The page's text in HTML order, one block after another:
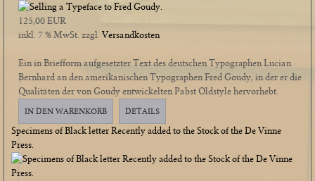
125,00 EUR
inkl. 7 % MwSt. zzgl. Versandkosten
Ein in Briefform aufgesetzter Text des deutschen Typographen Lucian
Bernhard an den amerikanischen Typographen Fred Goudy, in der er die
Qualitäten der von Goudy entwickelten Pabst Oldstyle hervorhebt.
IN DEN WARENKORB DETAILS
Specimens of Black letter Recently added to the Stock of the De Vinne
Press.